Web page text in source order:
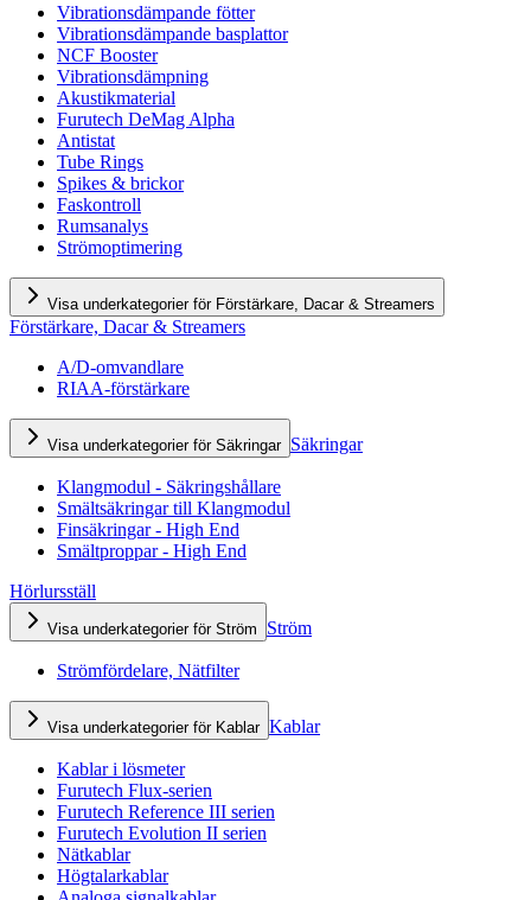
Vibrationsdämpande fötter
Vibrationsdämpande basplattor
NCF Booster
Vibrationsdämpning
Akustikmaterial
Furutech DeMag Alpha
Antistat
Tube Rings
Spikes & brickor
Faskontroll
Rumsanalys
Strömoptimering
Visa underkategorier för Förstärkare, Dacar & Streamers
Förstärkare, Dacar & Streamers
A/D-omvandlare
RIAA-förstärkare
Visa underkategorier för Säkringar Säkringar
Klangmodul - Säkringshållare
Smältsäkringar till Klangmodul
Finsäkringar - High End
Smältproppar - High End
Hörlursställ
Visa underkategorier för Ström Ström
Strömfördelare, Nätfilter
Visa underkategorier för Kablar Kablar
Kablar i lösmeter
Furutech Flux-serien
Furutech Reference III serien
Furutech Evolution II serien
Nätkablar
Högtalarkablar